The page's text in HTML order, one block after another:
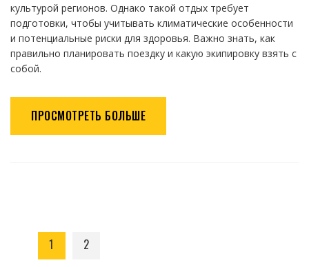
культурой регионов. Однако такой отдых требует
подготовки, чтобы учитывать климатические особенности
и потенциальные риски для здоровья. Важно знать, как
правильно планировать поездку и какую экипировку взять с
собой.
ПРОСМОТРЕТЬ БОЛЬШЕ
1 2